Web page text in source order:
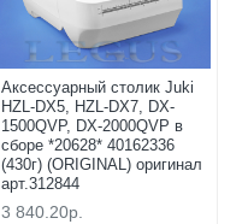
Аксессуарный столик Juki
HZL-DX5, HZL-DX7, DX-
1500QVP, DX-2000QVP в
сборе *20628* 40162336
(430г) (ORIGINAL) оригинал
арт.312844
3 840.20р.